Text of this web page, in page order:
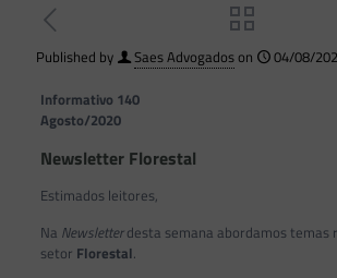
Published by Saes Advogadoson
04/08/
Informativo 140
Agosto/2020
Newsletter Florestal
Estimados leitores,
Na Newsletterdesta semana abordamos temas
setor Florestal.